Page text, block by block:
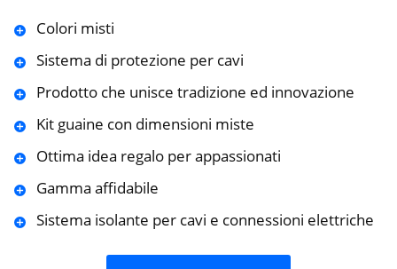
Colori misti
Sistema di protezione per cavi
Prodotto che unisce tradizione ed innovazione
Kit guaine con dimensioni miste
Ottima idea regalo per appassionati
Gamma affidabile
Sistema isolante per cavi e connessioni elettriche